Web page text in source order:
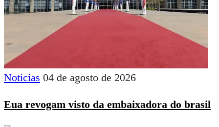
Notícias 04 de agosto de 2026
Eua revogam visto da embaixadora do brasil